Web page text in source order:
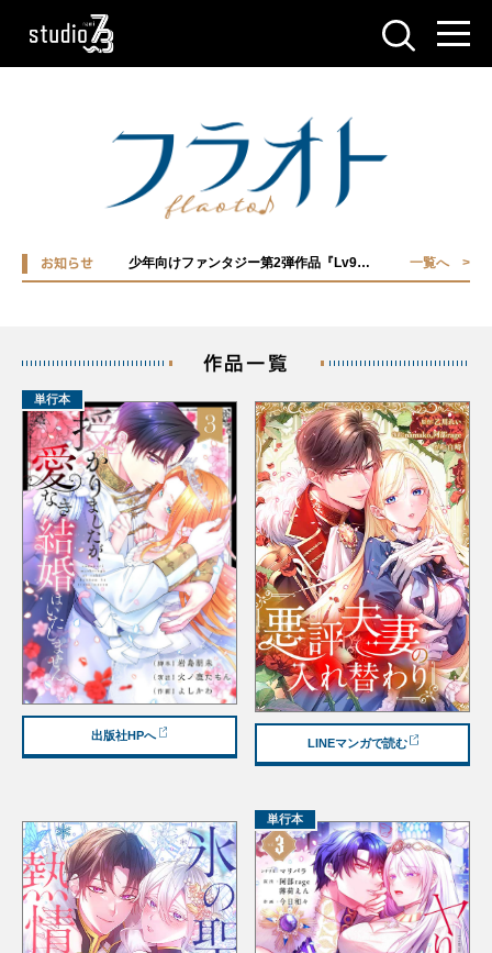
お知らせ 少年向けファンタジー第2弾作品『Lv9999の劣等生～回帰した俺は女性最強世界を無双する～ 』配信開始！ 一覧へ
作品一覧
単行本
出版社HPへ
LINEマンガで読む
単行本